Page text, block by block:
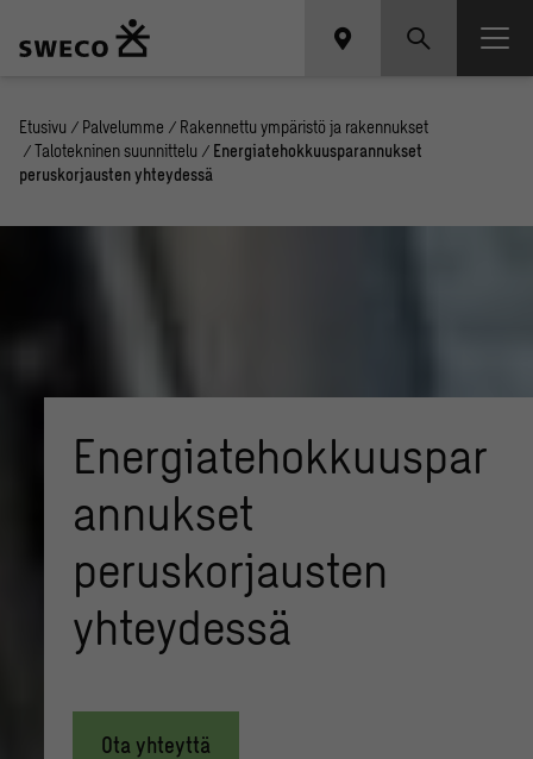
Etusivu / Palvelumme / Rakennettu ympäristö ja rakennukset
/ Talotekninen suunnittelu / Energiatehokkuusparannukset
peruskorjausten yhteydessä
Energiatehokkuuspar
annukset
peruskorjausten
yhteydessä
Ota yhteyttä